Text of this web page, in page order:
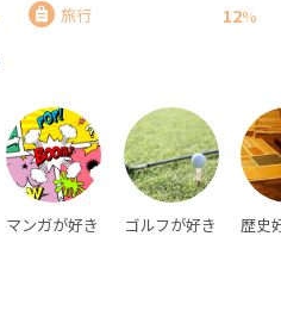
旅行 12%
マンガが好き ゴルフが好き 歴史